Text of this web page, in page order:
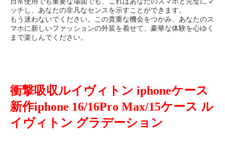
ッチし、あなたの非凡なセンスを示すことができます。
もう迷わないでください。この貴重な機会をつかみ、あなたのス
マホに新しいファッションの外装を着せて、豪華な体験を心ゆく
まで楽しんでください。
衝撃吸収ルイヴィトン iphoneケース
新作iphone 16/16Pro Max/15ケース ル
イヴィトン グラデーション